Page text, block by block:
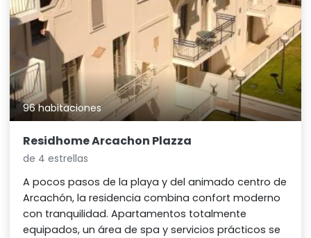
96 habitaciones
Residhome Arcachon Plazza
de 4 estrellas
A pocos pasos de la playa y del animado centro de
Arcachón, la residencia combina confort moderno
con tranquilidad. Apartamentos totalmente
equipados, un área de spa y servicios prácticos se